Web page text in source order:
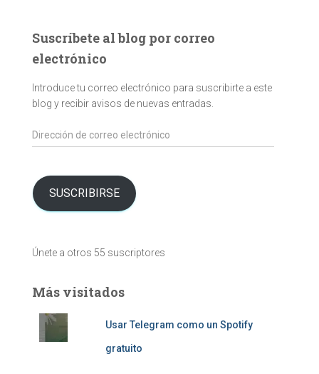
Suscríbete al blog por correo
electrónico
Introduce tu correo electrónico para suscribirte a este
blog y recibir avisos de nuevas entradas.
Dirección
de
electrónico
SUSCRIBIRSE
Únete a otros 55 suscriptores
Más visitados
Usar Telegram como un Spotify
gratuito